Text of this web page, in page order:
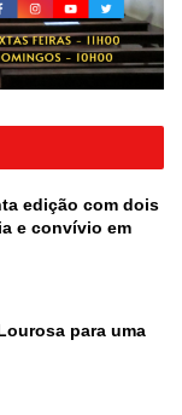
edição com dois
e convívio em
para uma